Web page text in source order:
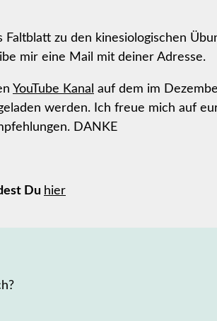
zu den kinesiologischen
mir eine Mail mit deiner Adresse.
YouTube Kanal auf dem im
werden. Ich freue mich auf
DANKE
Du hier